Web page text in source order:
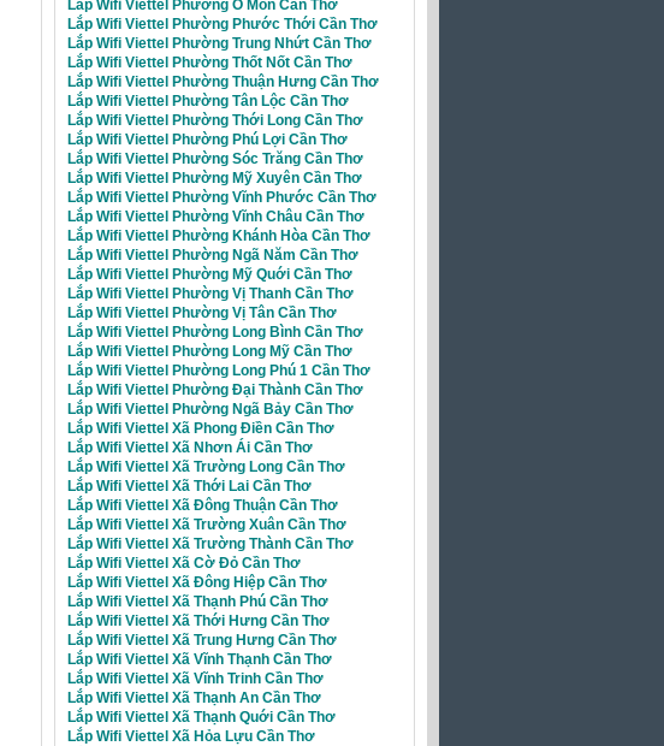
Lắp Wifi Viettel Phường Ô Môn Cần Thơ
Lắp Wifi Viettel Phường Phước Thới Cần Thơ
Lắp Wifi Viettel Phường Trung Nhứt Cần Thơ
Lắp Wifi Viettel Phường Thốt Nốt Cần Thơ
Lắp Wifi Viettel Phường Thuận Hưng Cần Thơ
Lắp Wifi Viettel Phường Tân Lộc Cần Thơ
Lắp Wifi Viettel Phường Thới Long Cần Thơ
Lắp Wifi Viettel Phường Phú Lợi Cần Thơ
Lắp Wifi Viettel Phường Sóc Trăng Cần Thơ
Lắp Wifi Viettel Phường Mỹ Xuyên Cần Thơ
Lắp Wifi Viettel Phường Vĩnh Phước Cần Thơ
Lắp Wifi Viettel Phường Vĩnh Châu Cần Thơ
Lắp Wifi Viettel Phường Khánh Hòa Cần Thơ
Lắp Wifi Viettel Phường Ngã Năm Cần Thơ
Lắp Wifi Viettel Phường Mỹ Quới Cần Thơ
Lắp Wifi Viettel Phường Vị Thanh Cần Thơ
Lắp Wifi Viettel Phường Vị Tân Cần Thơ
Lắp Wifi Viettel Phường Long Bình Cần Thơ
Lắp Wifi Viettel Phường Long Mỹ Cần Thơ
Lắp Wifi Viettel Phường Long Phú 1 Cần Thơ
Lắp Wifi Viettel Phường Đại Thành Cần Thơ
Lắp Wifi Viettel Phường Ngã Bảy Cần Thơ
Lắp Wifi Viettel Xã Phong Điền Cần Thơ
Lắp Wifi Viettel Xã Nhơn Ái Cần Thơ
Lắp Wifi Viettel Xã Trường Long Cần Thơ
Lắp Wifi Viettel Xã Thới Lai Cần Thơ
Lắp Wifi Viettel Xã Đông Thuận Cần Thơ
Lắp Wifi Viettel Xã Trường Xuân Cần Thơ
Lắp Wifi Viettel Xã Trường Thành Cần Thơ
Lắp Wifi Viettel Xã Cờ Đỏ Cần Thơ
Lắp Wifi Viettel Xã Đông Hiệp Cần Thơ
Lắp Wifi Viettel Xã Thạnh Phú Cần Thơ
Lắp Wifi Viettel Xã Thới Hưng Cần Thơ
Lắp Wifi Viettel Xã Trung Hưng Cần Thơ
Lắp Wifi Viettel Xã Vĩnh Thạnh Cần Thơ
Lắp Wifi Viettel Xã Vĩnh Trinh Cần Thơ
Lắp Wifi Viettel Xã Thạnh An Cần Thơ
Lắp Wifi Viettel Xã Thạnh Quới Cần Thơ
Lắp Wifi Viettel Xã Hỏa Lựu Cần Thơ